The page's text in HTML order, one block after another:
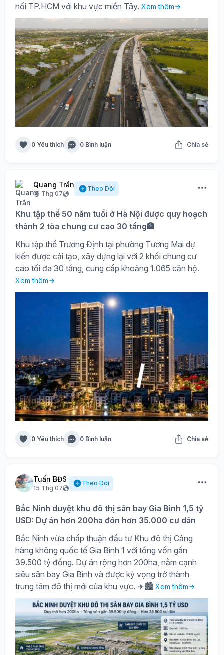
nối TP.HCM với khu vực miền Tây. Xem thêm
0 Yêu thích 0 Bình luận Chia sẻ
Quang Trần
16 Thg 07
Theo Dõi
Khu tập thể 50 năm tuổi ở Hà Nội được quy hoạch
thành 2 tòa chung cư cao 30 tầng🏦
Khu tập thể Trương Định tại phường Tương Mai dự
kiến được cải tạo, xây dựng lại với 2 khối chung cư
cao tối đa 30 tầng, cung cấp khoảng 1.065 căn hộ.
Xem thêm
0 Yêu thích 0 Bình luận Chia sẻ
Tuấn BĐS
15 Thg 07
Theo Dõi
Bắc Ninh duyệt khu đô thị sân bay Gia Bình 1,5 tỷ
USD: Dự án hơn 200ha đón hơn 35.000 cư dân
Bắc Ninh vừa chấp thuận đầu tư Khu đô thị Cảng
hàng không quốc tế Gia Bình 1 với tổng vốn gần
39.500 tỷ đồng. Dự án rộng hơn 200ha, nằm cạnh
siêu sân bay Gia Bình và được kỳ vọng trở thành
trung tâm đô thị mới của khu vực. ✈️🏙️ Xem thêm